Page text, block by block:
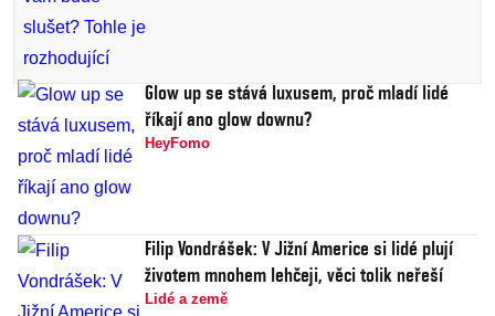
Glow up se stává luxusem, proč mladí lidé
říkají ano glow downu?
HeyFomo
Filip Vondrášek: V Jižní Americe si lidé plují
životem mnohem lehčeji, věci tolik neřeší
Lidé a země